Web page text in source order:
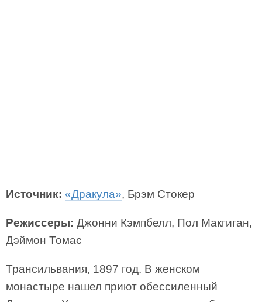
Источник: «Дракула», Брэм Стокер
Режиссеры: Джонни Кэмпбелл, Пол Макгиган,
Дэймон Томас
Трансильвания, 1897 год. В женском
монастыре нашел приют обессиленный